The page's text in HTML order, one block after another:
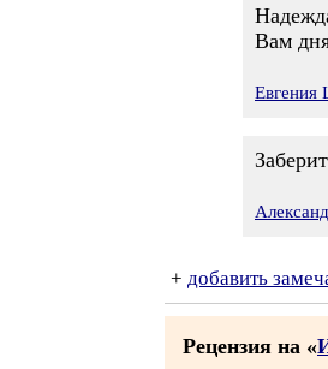
Вам
Евгения
+ добавить
Рецензия на «